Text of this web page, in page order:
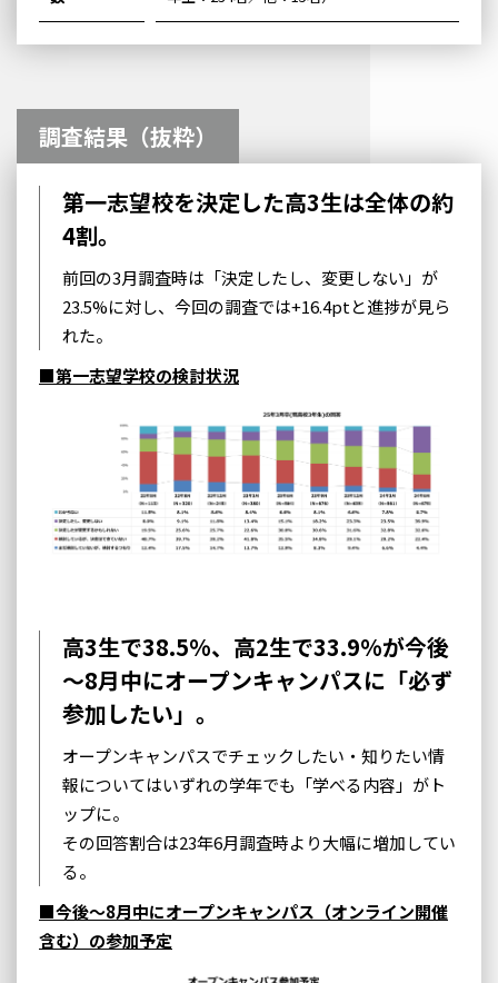
調査結果（抜粋）
第一志望校を決定した高3生は全体の約
4割。
前回の3月調査時は「決定したし、変更しない」が
23.5%に対し、今回の調査では+16.4ptと進捗が見ら
れた。
■第一志望学校の検討状況
高3生で38.5%、高2生で33.9%が今後
～8月中にオープンキャンパスに「必ず
参加したい」。
オープンキャンパスでチェックしたい・知りたい情
報についてはいずれの学年でも「学べる内容」がト
ップに。
その回答割合は23年6月調査時より大幅に増加してい
る。
■今後～8月中にオープンキャンパス（オンライン開催
含む）の参加予定